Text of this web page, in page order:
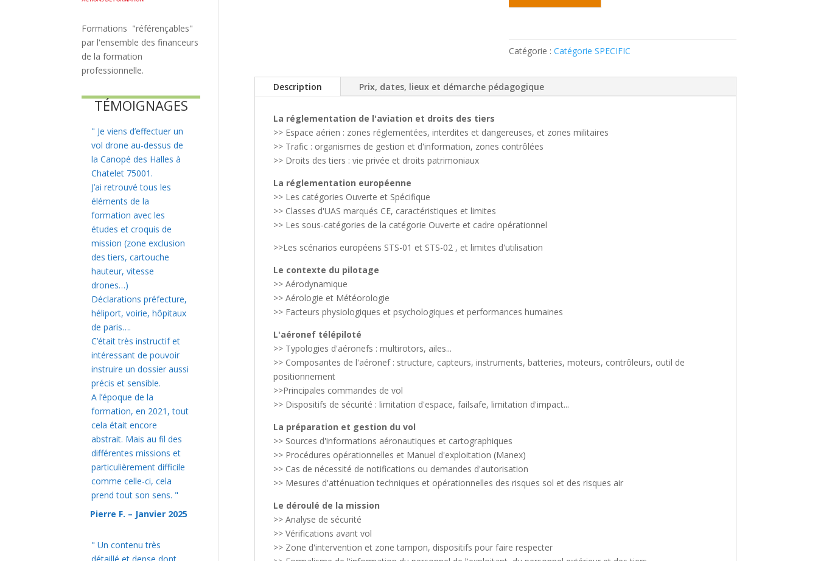
Catégorie : Catégorie SPECIFIC
Description Prix, dates, lieux et démarche pédagogique
La réglementation de l'aviation et droits des tiers
>> Espace aérien : zones réglementées, interdites et dangereuses, et zones militaires
>> Trafic : organismes de gestion et d'information, zones contrôlées
>> Droits des tiers : vie privée et droits patrimoniaux
La réglementation européenne
>> Les catégories Ouverte et Spécifique
>> Classes d'UAS marqués CE, caractéristiques et limites
>> Les sous-catégories de la catégorie Ouverte et cadre opérationnel
>>Les scénarios européens STS-01 et STS-02 , et limites d'utilisation
Le contexte du pilotage
>> Aérodynamique
>> Aérologie et Météorologie
>> Facteurs physiologiques et psychologiques et performances humaines
L'aéronef télépiloté
>> Typologies d'aéronefs : multirotors, ailes...
>> Composantes de l'aéronef : structure, capteurs, instruments, batteries, moteurs, contrôleurs, outil de
positionnement
>>Principales commandes de vol
>> Dispositifs de sécurité : limitation d'espace, failsafe, limitation d'impact...
La préparation et gestion du vol
>> Sources d'informations aéronautiques et cartographiques
>> Procédures opérationnelles et Manuel d'exploitation (Manex)
>> Cas de nécessité de notifications ou demandes d'autorisation
>> Mesures d'atténuation techniques et opérationnelles des risques sol et des risques air
Le déroulé de la mission
>> Analyse de sécurité
>> Vérifications avant vol
>> Zone d'intervention et zone tampon, dispositifs pour faire respecter
Formations "référençables"
par l'ensemble des financeurs
de la formation
professionnelle.
TÉMOIGNAGES
" Je viens d’effectuer un
vol drone au-dessus de
la Canopé des Halles à
Chatelet 75001.
J’ai retrouvé tous les
éléments de la
formation avec les
études et croquis de
mission (zone exclusion
des tiers, cartouche
hauteur, vitesse
drones…)
Déclarations préfecture,
héliport, voirie, hôpitaux
de paris….
C’était très instructif et
intéressant de pouvoir
instruire un dossier aussi
précis et sensible.
A l’époque de la
formation, en 2021, tout
cela était encore
abstrait. Mais au fil des
différentes missions et
particulièrement difficile
comme celle-ci, cela
prend tout son sens. "
Pierre F. – Janvier 2025
"Un contenu très